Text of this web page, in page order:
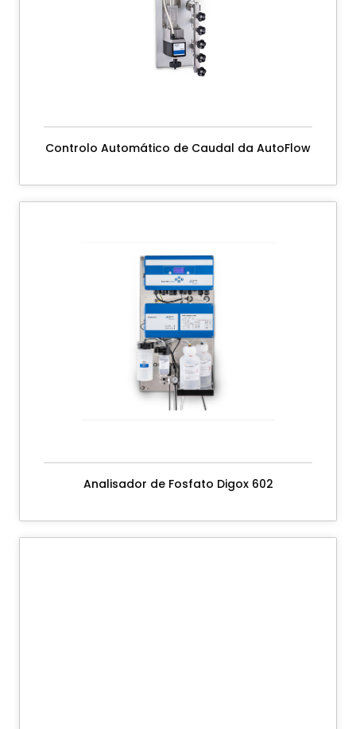
Controlo Automático de Caudal da AutoFlow
Analisador de Fosfato Digox 602